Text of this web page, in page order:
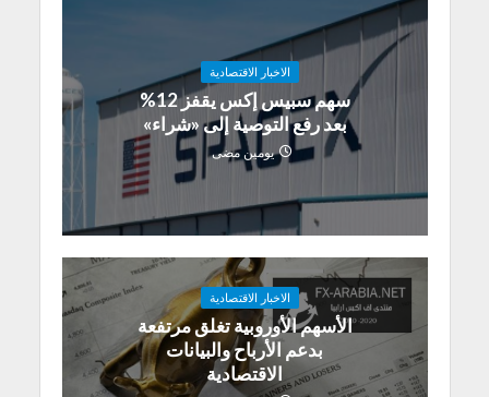
الاخبار الاقتصادية
سهم سبيس إكس يقفز 12%
بعد رفع التوصية إلى «شراء»
يومين مضى
الاخبار الاقتصادية
الأسهم الأوروبية تغلق مرتفعة
بدعم الأرباح والبيانات
الاقتصادية